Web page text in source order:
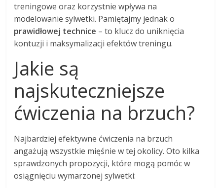
treningowe oraz korzystnie wpływa na
modelowanie sylwetki. Pamiętajmy jednak o
prawidłowej technice – to klucz do uniknięcia
kontuzji i maksymalizacji efektów treningu.
Jakie są
najskuteczniejsze
ćwiczenia na brzuch?
Najbardziej efektywne ćwiczenia na brzuch
angażują wszystkie mięśnie w tej okolicy. Oto kilka
sprawdzonych propozycji, które mogą pomóc w
osiągnięciu wymarzonej sylwetki: